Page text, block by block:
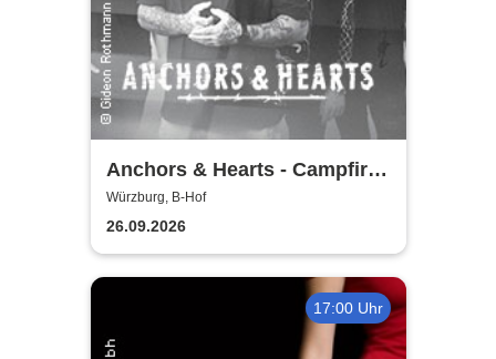
Anchors & Hearts - Campfire
Chronicles Tour 2026
Würzburg, B-Hof
26.09.2026
17:00 Uhr